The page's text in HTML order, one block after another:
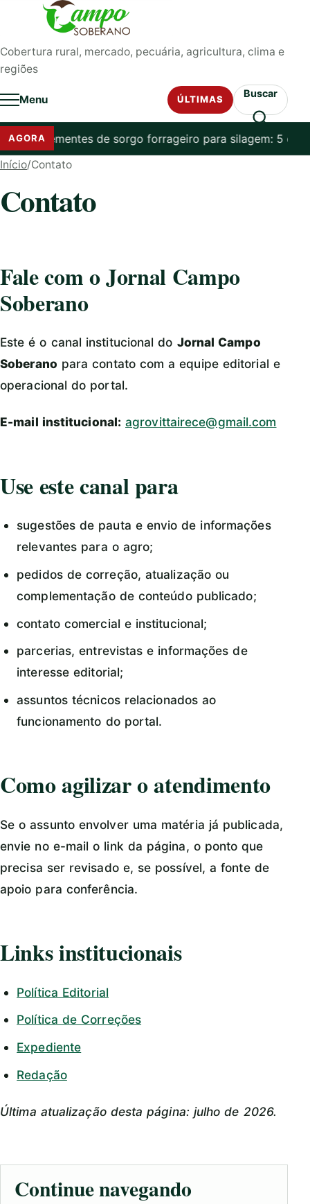
Pular para o conteúdo
Cobertura rural, mercado, pecuária, agricultura, clima e
regiões
Menu ÚLTIMAS
Buscar
AGORA
que sementes de sorgo forrageiro para silagem: 5
Início/Contato
Contato
Fale com o Jornal Campo
Soberano
Este é o canal institucional do Jornal Campo
Soberano para contato com a equipe editorial e
operacional do portal.
E-mail institucional: agrovittairece@gmail.com
Use este canal para
sugestões de pauta e envio de informações
relevantes para o agro;
pedidos de correção, atualização ou
complementação de conteúdo publicado;
contato comercial e institucional;
parcerias, entrevistas e informações de
interesse editorial;
assuntos técnicos relacionados ao
funcionamento do portal.
Como agilizar o atendimento
Se o assunto envolver uma matéria já publicada,
envie no e-mail o link da página, o ponto que
precisa ser revisado e, se possível, a fonte de
apoio para conferência.
Links institucionais
Política Editorial
Política de Correções
Expediente
Redação
Última atualização desta página: julho de 2026.
Continue navegando